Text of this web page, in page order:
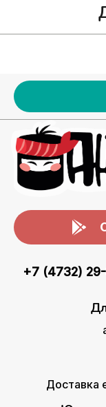
+7 (4732)
Доставка